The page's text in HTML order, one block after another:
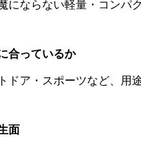
にならない軽量・コンパ
合っているか
ドア・スポーツなど、用
面